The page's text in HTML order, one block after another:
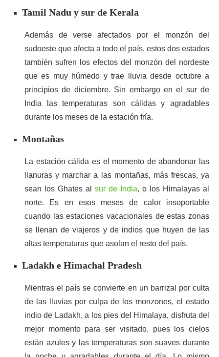
Tamil Nadu y sur de Kerala
Además de verse afectados por el monzón del
sudoeste que afecta a todo el país, estos dos estados
también sufren los efectos del monzón del nordeste
que es muy húmedo y trae lluvia desde octubre a
principios de diciembre. Sin embargo en el sur de
India las temperaturas son cálidas y agradables
durante los meses de la estación fría.
Montañas
La estación cálida es el momento de abandonar las
llanuras y marchar a las montañas, más frescas, ya
sean los Ghates al sur de India, o los Himalayas al
norte. Es en esos meses de calor insoportable
cuando las estaciones vacacionales de estas zonas
se llenan de viajeros y de indios que huyen de las
altas temperaturas que asolan el resto del país.
Ladakh e Himachal Pradesh
Mientras el país se convierte en un barrizal por culta
de las lluvias por culpa de los monzones, el estado
indio de Ladakh, a los pies del Himalaya, disfruta del
mejor momento para ser visitado, pues los cielos
están azules y las temperaturas son suaves durante